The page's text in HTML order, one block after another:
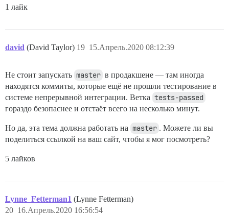
1 лайк
david (David Taylor) 15.Апрель.2020 08:12:39
19
Не стоит запускать master в продакшене — там иногда
находятся коммиты, которые ещё не прошли тестирование в
системе непрерывной интеграции. Ветка tests-passed
гораздо безопаснее и отстаёт всего на несколько минут.
Но да, эта тема должна работать на master . Можете ли вы
поделиться ссылкой на ваш сайт, чтобы я мог посмотреть?
5 лайков
Lynne_Fetterman1 (Lynne Fetterman)
16.Апрель.2020 16:56:54
20